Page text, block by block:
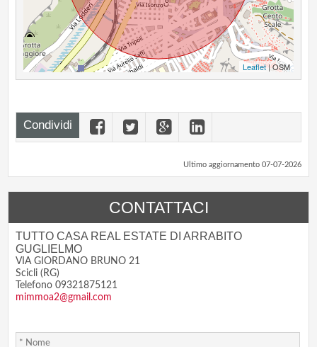
Leaflet| OSM
Condividi
Ultimo aggiornamento 07-07-2026
CONTATTACI
TUTTO CASA REAL ESTATE DI ARRABITO
GUGLIELMO
VIA GIORDANO BRUNO 21
Scicli (RG)
Telefono 09321875121
mimmoa2@gmail.com